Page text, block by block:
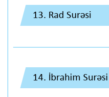
13. Rad Surəsi
14. İbrahim Surəsi